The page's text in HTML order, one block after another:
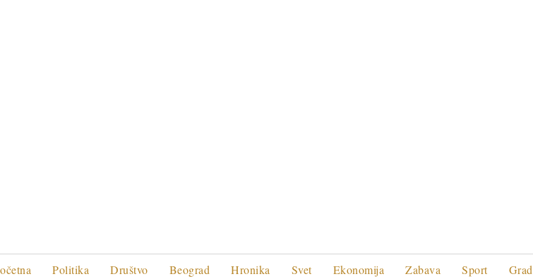
Politika Društvo Beograd Hronika Svet Ekonomija Zabava Sport